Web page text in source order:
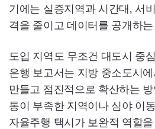
기에는 실증지역과 시간대, 서
격을 줄이고 데이터를 공개하
도입 지역도 무조건 대도시 중
은행 보고서는 지방 중소도시
만들고 점진적으로 확산하는
통이 부족한 지역이나 심야 이
자율주행 택시가 보완적 역할